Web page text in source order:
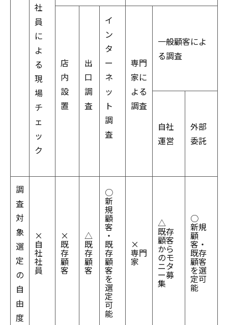
社
員
に
よ
る
現
場
チ
ェ
ッ
ク
店
内
設
置
出
口
調
査
イ
ン
タ
ー
ネ
ッ
ト
調
査
専門
家に
よる
調査
一般顧客によ
る調査
自社
運営
外部
委託
調
査
対
象
選
定
の
自
由
度
×
自
社
社
員
×
既
存
顧
客
△
既
存
顧
客
○
新
規
顧
客
・
既
存
顧
客
を
選
定
可
能
×
専門
家
△
既存
顧客
から
のモ
ニタ
ー募
集
○
新規
顧
客・
既存
顧客
を選
定可
能